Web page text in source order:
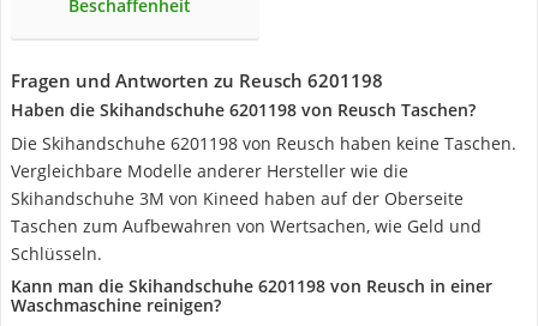
Beschaffenheit
Fragen und Antworten zu Reusch 6201198
Haben die Skihandschuhe 6201198 von Reusch Taschen?
Die Skihandschuhe 6201198 von Reusch haben keine Taschen.
Vergleichbare Modelle anderer Hersteller wie die
Skihandschuhe 3M von Kineed haben auf der Oberseite
Taschen zum Aufbewahren von Wertsachen, wie Geld und
Schlüsseln.
Kann man die Skihandschuhe 6201198 von Reusch in einer
Waschmaschine reinigen?